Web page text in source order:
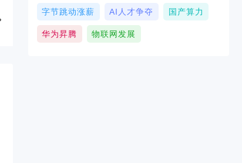
字节跳动涨薪 AI人才争夺 国产算力
华为昇腾 物联网发展